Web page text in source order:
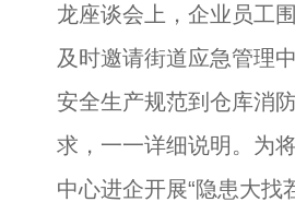
龙座谈会上，企业员工
及时邀请街道应急管理
安全生产规范到仓库消
求，一一详细说明。为
中心进企开展“隐患大找